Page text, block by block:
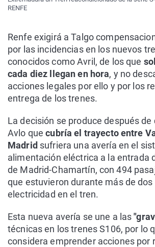
RENFE
Renfe exigirá a Talgo
por las incidencias en los nuevos
conocidos como Avril, de los que
cada diez llegan en hora, y no
acciones legales por ello y por los
entrega de los trenes.
La decisión se produce después de
Avlo quecubría el trayecto entre
Madrid sufriera una avería en el
alimentación eléctrica a la entrada
de Madrid-Chamartín, con 494
que estuvieron durante más de dos
electricidad en el tren.
Esta nueva avería se une a las
técnicas en los trenes S106, por lo
considera emprender acciones por